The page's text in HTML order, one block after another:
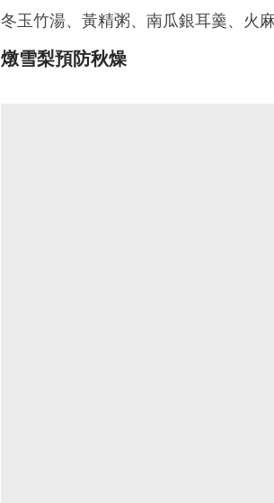
冬玉竹湯、黃精粥、南瓜銀耳羹、火麻
燉雪梨預防秋燥